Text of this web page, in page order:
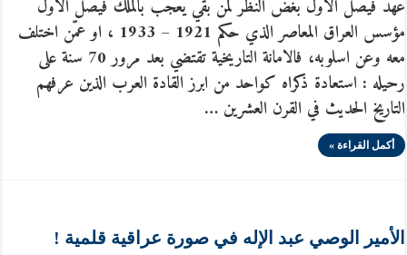
عهد فيصل الاول بغض النظر لمّن بقي يعجب بالملك فيصل الاول
مؤسس العراق المعاصر الذي حكم 1921 – 1933 ، او عمّن اختلف
معه وعن اسلوبه، فالامانة التاريخية تقتضي بعد مرور 70 سنة على
رحيله : استعادة ذكراه كواحد من ابرز القادة العرب الذين عرفهم
التاريخ الحديث في القرن العشرين …
أكمل القراءة »
الأمير الوصي عبد الإله في صورة عراقية قلمية !